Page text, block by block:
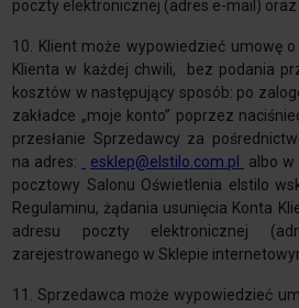
poczty elektronicznej (adres e-mail) oraz
10. Klient może wypowiedzieć umowę
Klienta w każdej chwili, bez podania
kosztów w następujący sposób: po
zakładce „moje konto” poprzez
przesłanie Sprzedawcy za
na adres:
esklep@elstilo.com.pl
albo
pocztowy Salonu Oświetlenia elstilo
Regulaminu, żądania usunięcia Konta
adresu poczty elektronicznej
zarejestrowanego w Sklepie
11. Sprzedawca może wypowiedzieć